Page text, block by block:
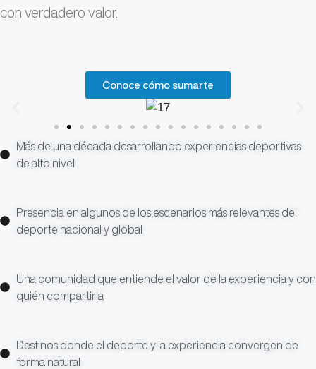
con verdadero valor.
Conoce cómo sumarte
Más de una década desarrollando experiencias deportivas
de alto nivel
Presencia en algunos de los escenarios más relevantes del
deporte nacional y global
Una comunidad que entiende el valor de la experiencia y con
quién compartirla
Destinos donde el deporte y la experiencia convergen de
forma natural